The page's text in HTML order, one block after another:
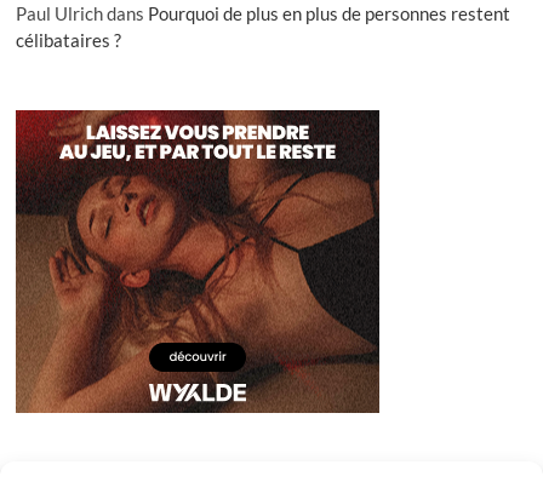
Paul Ulrichdans Pourquoi de plus en plus de personnes restent
célibataires ?